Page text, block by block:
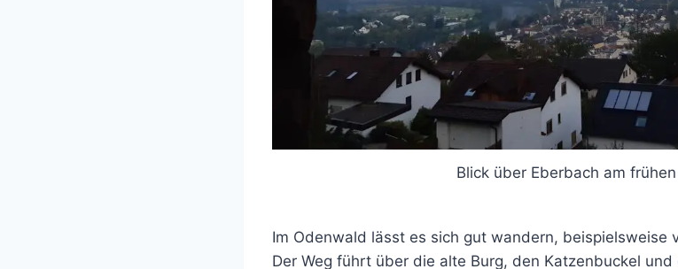
Blick über Eberbach am
Im Odenwald lässt es sich gut wandern, beispielsweise
Der Weg führt über die alte Burg, den Katzenbuckel